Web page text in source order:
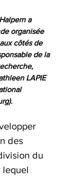
a
organisée
côtés de
de la
LAPIE
des
du
lequel